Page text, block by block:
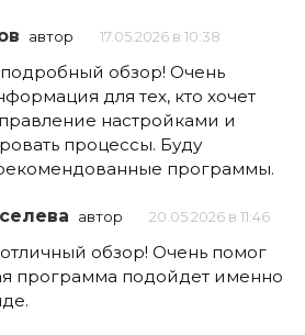
автор 17.05.2026 в 10:38
обзор! Очень
для тех, кто хочет
настройками и
процессы. Буду
программы.
автор 20.05.2026 в 11:46
обзор! Очень помог
программа подойдет именно